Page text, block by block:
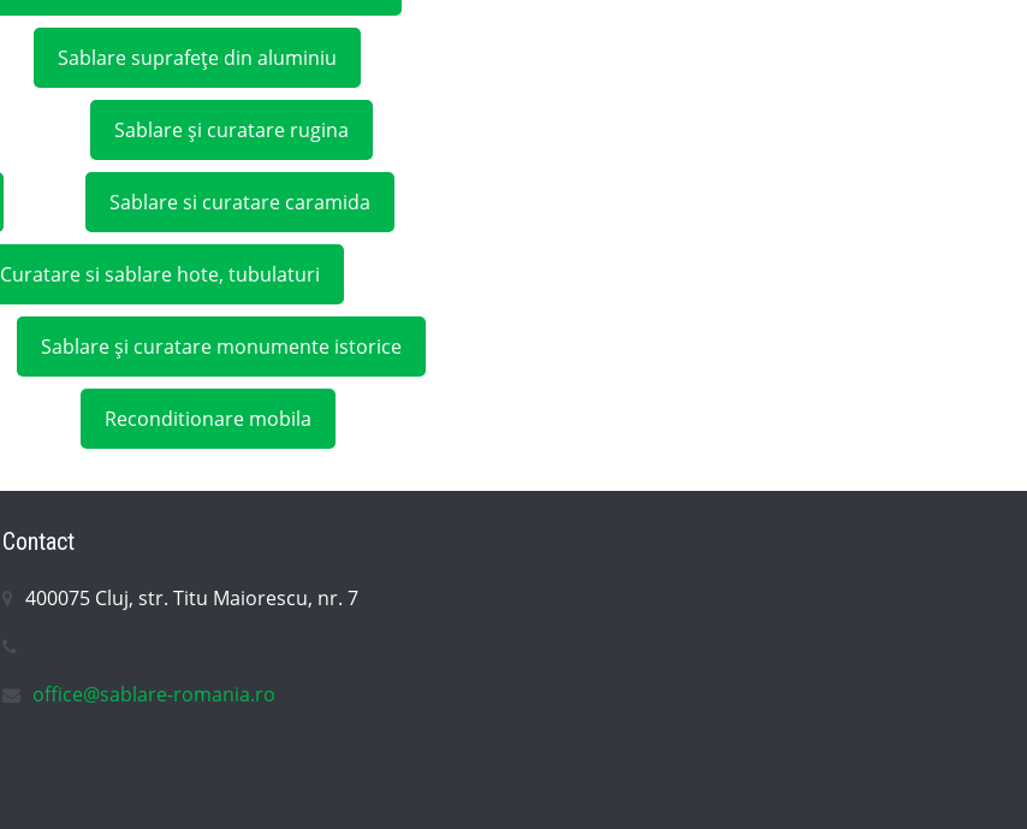
Sablare suprafețe din aluminiu
Sablare și curatare rugina
Sablare si curatare caramida
Curatare si sablare hote, tubulaturi
Sablare și curatare monumente istorice
Reconditionare mobila
Contact
400075 Cluj, str. Titu Maiorescu, nr. 7
office@sablare-romania.ro